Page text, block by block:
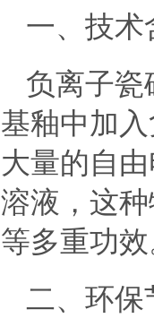
一、技术
负离子瓷
基釉中加
大量的自
溶液，这
等多重功
二、环保